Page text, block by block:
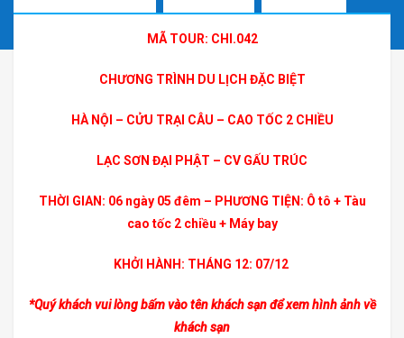
MÃ TOUR: CHI.042
CHƯƠNG TRÌNH DU LỊCH ĐẶC BIỆT
HÀ NỘI – CỬU TRẠI CÂU – CAO TỐC 2 CHIỀU
LẠC SƠN ĐẠI PHẬT – CV GẤU TRÚC
THỜI GIAN: 06 ngày 05 đêm – PHƯƠNG TIỆN: Ô tô + Tàu
cao tốc 2 chiều + Máy bay
KHỞI HÀNH: THÁNG 12: 07/12
*Quý khách vui lòng bấm vào tên khách sạn để xem hình ảnh về
khách sạn